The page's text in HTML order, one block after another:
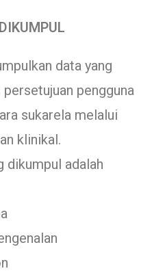
data yang
pengguna
sukarela melalui
klinikal.
dikumpul adalah